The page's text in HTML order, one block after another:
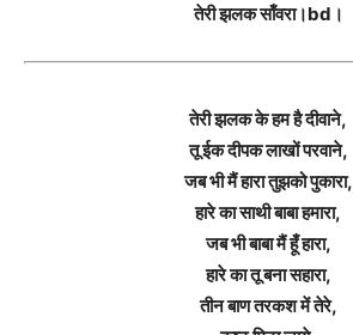
तेरी झलक साँवरा।bd।
तेरी झलक के हम है दीवाने,
तू ईक दीपक लाखों परवाने,
जब भी मैं हारा तुझको पुकारा,
हारे का साथी बाबा हमारा,
जब भी बाबा मैं हूँ हारा,
हारे का तू बना सहारा,
तीन बाण तरकश में तेरे,